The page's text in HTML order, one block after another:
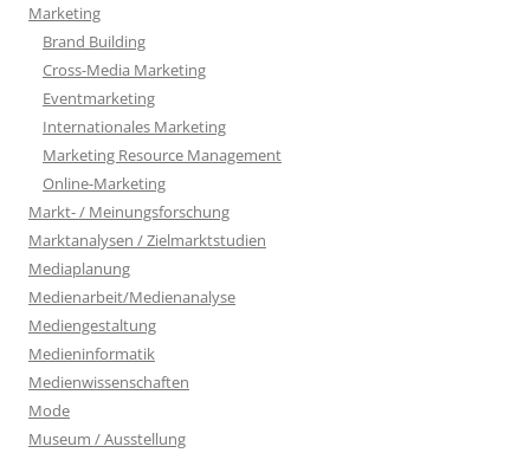
Marketing
Brand Building
Cross-Media Marketing
Eventmarketing
Internationales Marketing
Marketing Resource Management
Online-Marketing
Markt- / Meinungsforschung
Marktanalysen / Zielmarktstudien
Mediaplanung
Medienarbeit/Medienanalyse
Mediengestaltung
Medieninformatik
Medienwissenschaften
Mode
Museum / Ausstellung